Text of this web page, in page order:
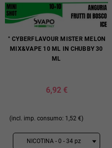
° CYBERFLAVOUR MISTER MELON
MIX&VAPE 10 ML IN CHUBBY 30
ML
6,92 €
(incl. imp. consumo: 1,52 €)